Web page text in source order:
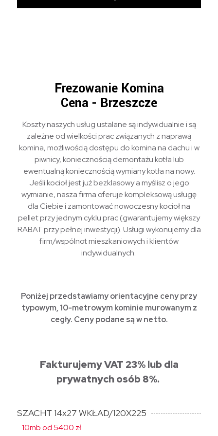
Frezowanie Komina
Cena - Brzeszcze
Koszty naszych usług ustalane są indywidualnie i są
zależne od wielkości prac związanych z naprawą
komina, możliwością dostępu do komina na dachu i w
piwnicy, koniecznością demontażu kotła lub
ewentualną koniecznością wymiany kotła na nowy.
Jeśli kocioł jest już bezklasowy a myślisz o jego
wymianie, nasza firma oferuje kompleksową usługę
dla Ciebie i zamontować nowoczesny kocioł na
pellet przy jednym cyklu prac (gwarantujemy większy
RABAT przy pełnej inwestycji). Usługi wykonujemy dla
firm/wspólnot mieszkaniowych i klientów
indywidualnych.
Poniżej przedstawiamy orientacyjne ceny przy
typowym, 10-metrowym kominie murowanym z
cegły. Ceny podane są w netto.
Fakturujemy VAT 23% lub dla
prywatnych osób 8%.
SZACHT 14x27 WKŁAD/120X225
10mb od 5400 zł